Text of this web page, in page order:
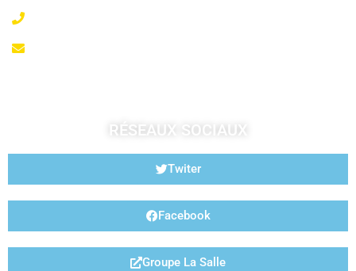
RÉSEAUX SOCIAUX
Twiter
Facebook
Groupe La Salle